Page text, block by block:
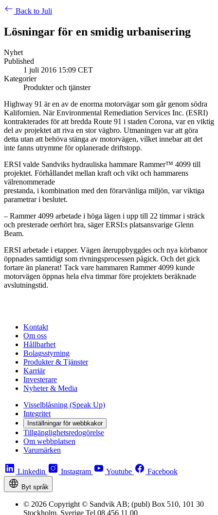
Back to Juli
Lösningar för en smidig urbanisering
Nyhet
Published
1 juli 2016 15:09 CET
Kategorier
Produkter och tjänster
Highway 91 är en av de enorma motorvägar som går genom södra
Kalifornien. När Environmental Remediation Services Inc. (ESRI)
kontrakterades för att bredda Route 91 i staden Corona, var en viktig
del av projektet att riva en stor vägbro. Utmaningen var att göra
detta utan att behöva stänga av motorvägen, vilket innebar att det
inte fanns utrymme för oplanerade driftstopp.
ERSI valde Sandviks hydrauliska hammare Rammer™ 4099 till
projektet. Förhållandet mellan kraft och vikt och hammarens
välrenommerade
prestanda, i kombination med den förarvänliga miljön, var viktiga
parametrar i beslutet.
– Rammer 4099 arbetade i höga lägen i upp till 22 timmar i sträck
och presterade oerhört bra, säger ERSI:s platsansvarige Glenn
Beam.
ERSI arbetade i etapper. Vägen återuppbyggdes och nya körbanor
öppnades samtidigt som rivningsprocessen pågick. Och det gick
fortare än planerat! Tack vare hammaren Rammer 4099 kunde
motorvägen öppnas hela elva timmar före projektets beräknade
avslutningstid.
Kontakt
Om oss
Hållbarhet
Bolagsstyrning
Produkter & Tjänster
Karriär
Investerare
Nyheter & Media
Visselblåsning (Speak Up)
Integritet
Inställningar för webbkakor
Tillgänglighetsredogörelse
Om webbplatsen
Varumärken
Linkedin Instagram Youtube Facebook
Byt språk
© 2026 Copyright © Sandvik AB; (publ) Box 510, 101 30
Stockholm, Sverige Tel 08 456 11 00